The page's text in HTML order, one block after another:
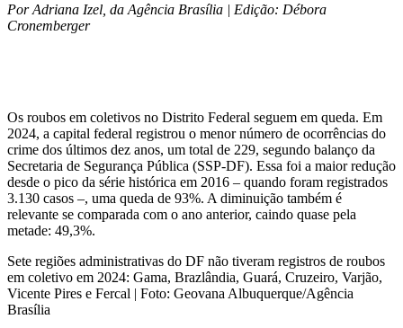
Por Adriana Izel, da Agência Brasília | Edição: Débora
Cronemberger
Os roubos em coletivos no Distrito Federal seguem em queda. Em
2024, a capital federal registrou o menor número de ocorrências do
crime dos últimos dez anos, um total de 229, segundo balanço da
Secretaria de Segurança Pública (SSP-DF). Essa foi a maior redução
desde o pico da série histórica em 2016 – quando foram registrados
3.130 casos –, uma queda de 93%. A diminuição também é
relevante se comparada com o ano anterior, caindo quase pela
metade: 49,3%.
Sete regiões administrativas do DF não tiveram registros de roubos
em coletivo em 2024: Gama, Brazlândia, Guará, Cruzeiro, Varjão,
Vicente Pires e Fercal | Foto: Geovana Albuquerque/Agência
Brasília